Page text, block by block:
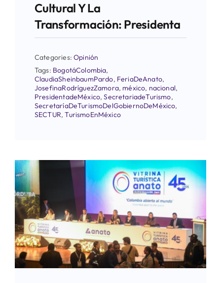
Cultural Y La
Transformación: Presidenta
Categories:Opinión
Tags: BogotáColombia,
ClaudiaSheinbaumPardo, FeriaDeAnato,
JosefinaRodríguezZamora, méxico, nacional,
PresidentadeMéxico,SecretariadeTurismo,
SecretaríaDeTurismoDelGobiernoDeMéxico,
SECTUR,TurismoEnMéxico